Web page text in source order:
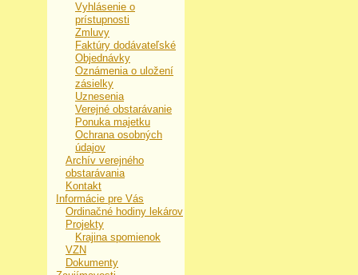
Vyhlásenie o
prístupnosti
Zmluvy
Faktúry dodávateľské
Objednávky
Oznámenia o uložení
zásielky
Uznesenia
Verejné obstarávanie
Ponuka majetku
Ochrana osobných
údajov
Archív verejného
obstarávania
Kontakt
Informácie pre Vás
Ordinačné hodiny lekárov
Projekty
Krajina spomienok
VZN
Dokumenty